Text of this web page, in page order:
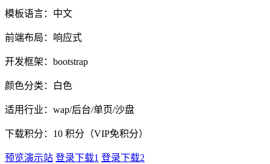
模板语言：中文
前端布局：响应式
开发框架：bootstrap
颜色分类：白色
适用行业：wap/后台/单页/沙盘
下载积分： 10 积分（VIP免积分）
预览演示站 登录下载1 登录下载2